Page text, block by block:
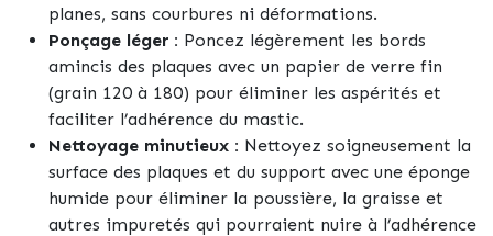
planes, sans courbures ni déformations.
Ponçage léger : Poncez légèrement les bords
amincis des plaques avec un papier de verre fin
(grain 120 à 180) pour éliminer les aspérités et
faciliter l’adhérence du mastic.
Nettoyage minutieux : Nettoyez soigneusement la
surface des plaques et du support avec une éponge
humide pour éliminer la poussière, la graisse et
autres impuretés qui pourraient nuire à l’adhérence